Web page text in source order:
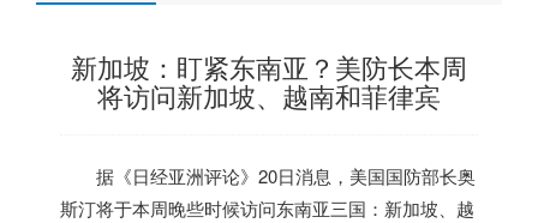
新加坡：盯紧东南亚？美防长本周
将访问新加坡、越南和菲律宾
据《日经亚洲评论》20日消息，美国国防部长奥
斯汀将于本周晚些时候访问东南亚三国： 新加坡 、越